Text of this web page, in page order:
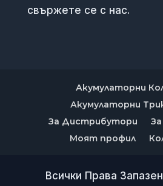
свържете се с нас.
Акумулаторни
Акумулаторни
За Дистрибутори
Моят профил
Всички Права